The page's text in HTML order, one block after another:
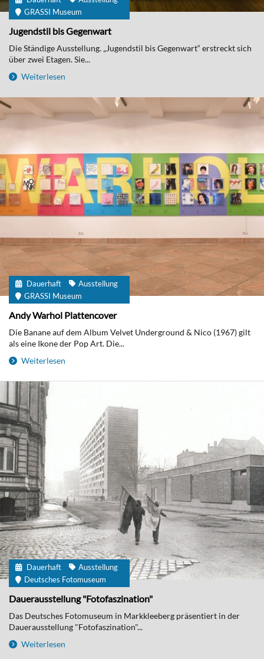
GRASSI Museum
Jugendstil bis Gegenwart
Die Ständige Ausstellung. „Jugendstil bis Gegenwart“ erstreckt sich
über zwei Etagen. Sie...
Weiterlesen
Dauerhaft
Ausstellung
GRASSI Museum
Andy Warhol Plattencover
Die Banane auf dem Album Velvet Underground & Nico (1967) gilt
als eine Ikone der Pop Art. Die...
Weiterlesen
Dauerhaft
Ausstellung
Deutsches Fotomuseum
Dauerausstellung "Fotofaszination"
Das Deutsches Fotomuseum in Markkleeberg präsentiert in der
Dauerausstellung "Fotofaszination"...
Weiterlesen